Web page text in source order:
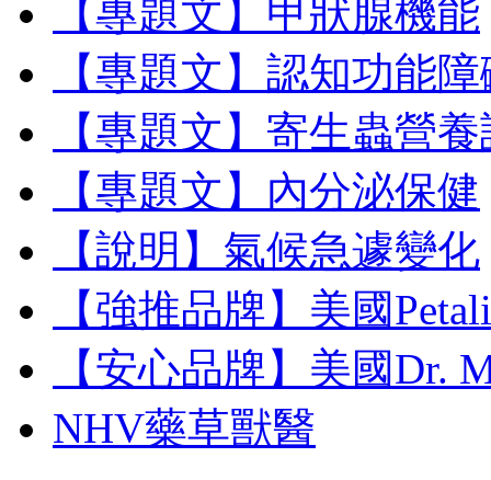
【專題文】甲狀腺機能
【專題文】認知功能
【專題文】寄生蟲營
【專題文】內分泌保健
【說明】氣候急遽變化
【強推品牌】美國
【安心品牌】美國Dr.
NHV藥草獸醫